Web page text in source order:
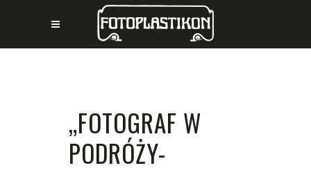
„FOTOGRAF W
PODRÓŻY-